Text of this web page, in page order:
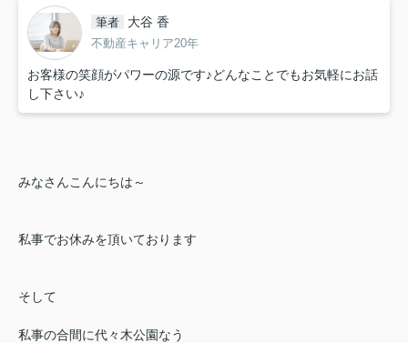
筆者 大谷 香
不動産キャリア20年
お客様の笑顔がパワーの源です♪どんなことでもお気軽にお話
し下さい♪
みなさんこんにちは～
私事でお休みを頂いております
そして
私事の合間に代々木公園なう